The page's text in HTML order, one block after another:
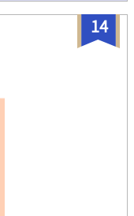
14